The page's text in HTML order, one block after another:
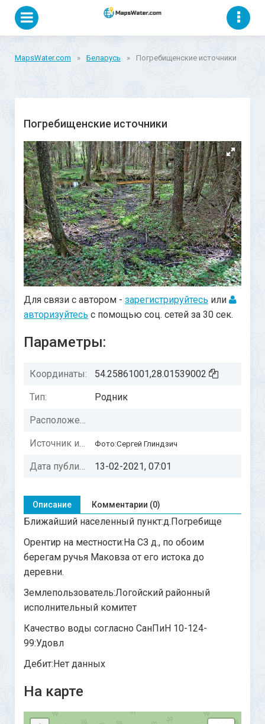
MapsWater.com » Беларусь » Погребищенские источники
Погребищенские источники
Для связи с автором - зарегистрируйтесь или
авторизуйтесь с помощью соц. сетей за 30 сек.
Параметры:
Координаты: 54.25861001,28.01539002
Тип: Родник
Расположение:
Источник информации: Фото:Сергей Глиндзич
Дата публикации: 13-02-2021, 07:01
Описание Комментарии (0)
Ближайший населенный пункт:д.Погребище
Орентир на местности:На СЗ д., по обоим
берегам ручья Маковза от его истока до
деревни.
Землепользователь:Логойский районный
исполнительный комитет
Качество воды согласно СанПиН 10-124-
99:Удовл
Дебит:Нет данных
На карте